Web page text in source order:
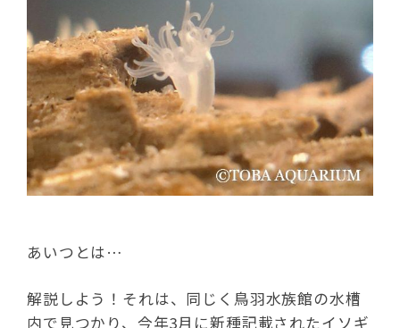
あいつとは…
解説しよう！それは、同じく鳥羽水族館の水槽
内で見つかり、今年3月に新種記載されたイソギ